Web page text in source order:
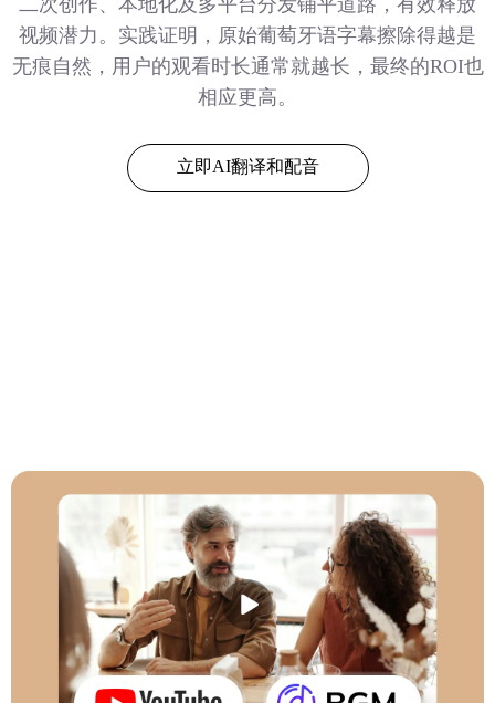
视频潜力。实践证明，原始葡萄牙语字幕擦除得越是
无痕自然，用户的观看时长通常就越长，最终的ROI也
相应更高。
立即AI翻译和配音